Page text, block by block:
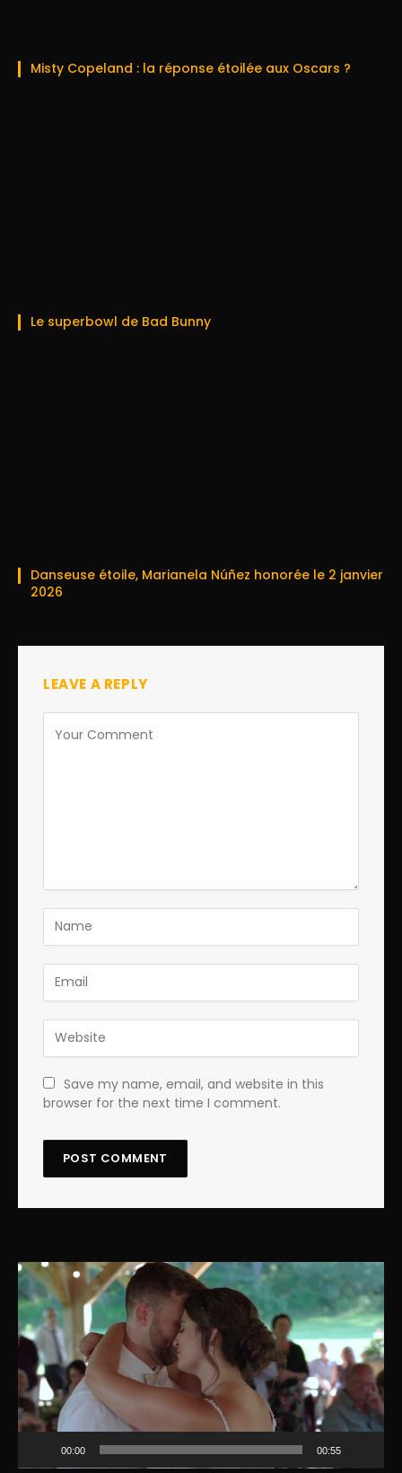
Misty Copeland : la réponse étoilée aux Oscars ?
Le superbowl de Bad Bunny
Danseuse étoile, Marianela Núñez honorée le 2 janvier
2026
LEAVE A REPLY
Save my name, email, and website in this
browser for the next time I comment.
Lecteur
vidéo
00:00 00:55